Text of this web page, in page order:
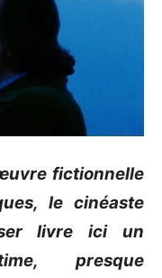
fictionnelle
le cinéaste
livre ici un
presque